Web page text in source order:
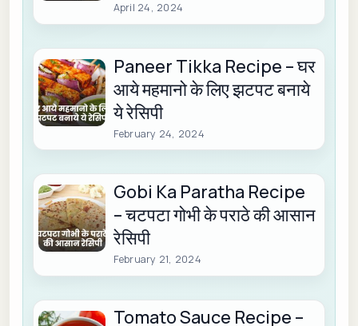
April 24, 2024
Paneer Tikka Recipe – घर
आये महमानो के लिए झटपट बनाये
ये रेसिपी
February 24, 2024
Gobi Ka Paratha Recipe
– चटपटा गोभी के पराठे की आसान
रेसिपी
February 21, 2024
Tomato Sauce Recipe –